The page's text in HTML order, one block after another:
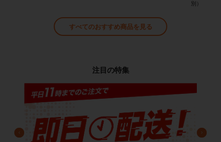
すべてのおすすめ商品を見る
注目の特集